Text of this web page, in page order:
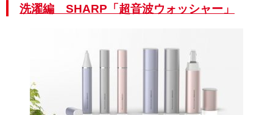
洗濯編 SHARP「超音波ウォッシャー」